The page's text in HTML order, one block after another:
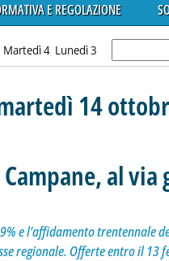
E REGOLAZIONE
Martedì 4 Lunedì 3
14
al via
privato al 49% e l’affidamento
alle 18.17.
e l’affidamento trentennale
regionale. Offerte entro il 13